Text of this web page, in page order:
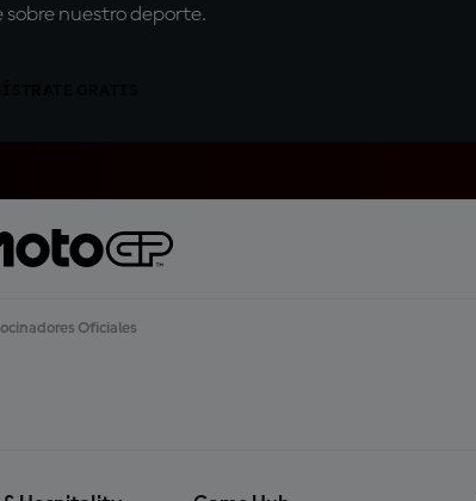
sobre nuestro deporte.
Oficiales